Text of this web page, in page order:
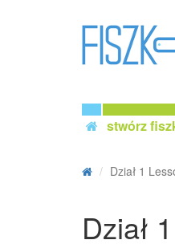
stwórz
Dział 1
Dział